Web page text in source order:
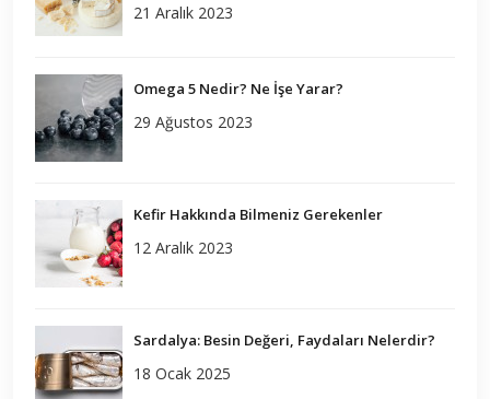
21 Aralık 2023
Omega 5 Nedir? Ne İşe Yarar?
29 Ağustos 2023
Kefir Hakkında Bilmeniz Gerekenler
12 Aralık 2023
Sardalya: Besin Değeri, Faydaları Nelerdir?
18 Ocak 2025